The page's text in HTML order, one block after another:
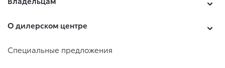
О дилерском центре
Специальные предложения